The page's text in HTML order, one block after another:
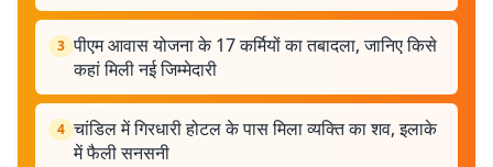
3 पीएम आवास योजना के 17 कर्मियों का तबादला, जानिए किसे
कहां मिली नई जिम्मेदारी
4 चांडिल में गिरधारी होटल के पास मिला व्यक्ति का शव, इलाके
में फैली सनसनी